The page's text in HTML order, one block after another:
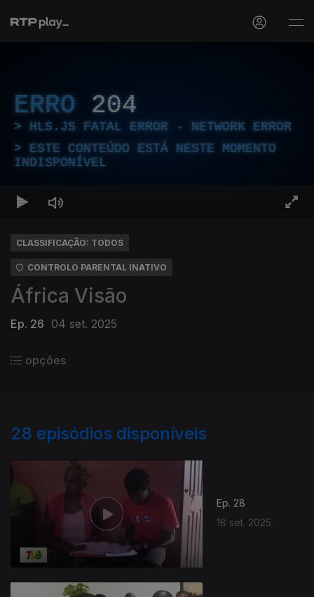
ERRO 204
HLS.JS FATAL ERROR - NETWORK ERROR
ESTE CONTEÚDO ESTÁ NESTE MOMENTO
INDISPONÍVEL
CLASSIFICAÇÃO: TODOS
CONTROLO PARENTAL INATIVO
África Visão
Ep. 26 04 set. 2025
opções
28 episódios disponíveis
Ep. 28
18 set. 2025